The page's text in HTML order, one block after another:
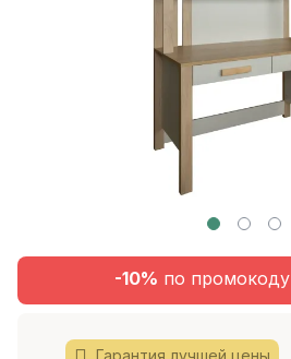
-10% по промокоду
Гарантия лучшей цены